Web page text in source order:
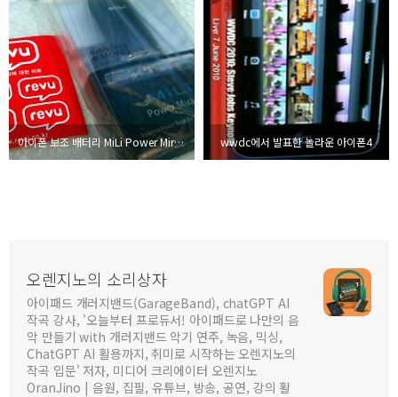
아이폰 보조 배터리 MiLi Power Miracle wwdc에서 발표한 놀라운 아이폰4
오렌지노의 소리상자
아이패드 개러지밴드(GarageBand), chatGPT AI
작곡 강사, '오늘부터 프로듀서! 아이패드로 나만의 음
악 만들기 with 개러지밴드 악기 연주, 녹음, 믹싱,
ChatGPT AI 활용까지, 취미로 시작하는 오렌지노의
작곡 입문' 저자, 미디어 크리에이터 오렌지노
OranJino | 음원, 집필, 유튜브, 방송, 공연, 강의 활